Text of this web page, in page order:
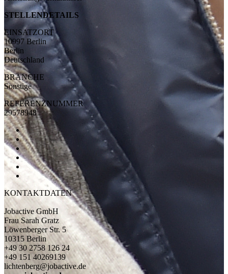
STELLENDETAILS
EINSATZORT
10997 Berlin
Berlin
Deutschland
BRANCHE
Sonstige
REFERENZNUMMER
29578948
KONTAKTDATEN
Jobactive GmbH
Frau Sarah Gratz
Löwenberger Str. 5
10315 Berlin
+49 30 2758 126 24
+49 151 40269139
lichtenberg@jobactive.de